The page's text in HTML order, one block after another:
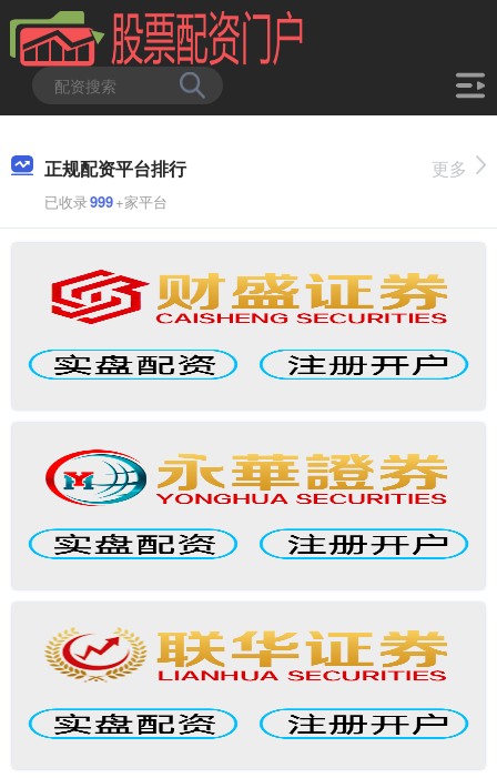
正规配资平台排行
已收录999+家平台
更多